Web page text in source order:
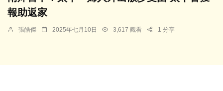
報助返家
張皓傑 2025年七月10日 3,617 觀看 1 分享